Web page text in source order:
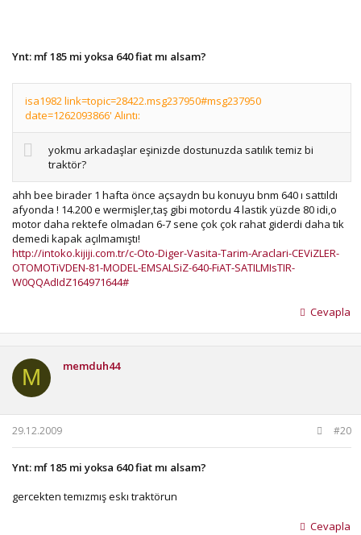
Ynt: mf 185 mi yoksa 640 fiat mı alsam?
isa1982 link=topic=28422.msg237950#msg237950
date=1262093866' Alıntı:
yokmu arkadaşlar eşinizde dostunuzda satılık temiz bi
traktör?
ahh bee birader 1 hafta önce açsaydn bu konuyu bnm 640 ı sattıldı
afyonda ! 14.200 e wermişler,taş gibi motordu 4 lastik yüzde 80 idi,o
motor daha rektefe olmadan 6-7 sene çok çok rahat giderdi daha tık
demedi kapak açılmamıştı!
http://intoko.kijiji.com.tr/c-Oto-Diger-Vasita-Tarim-Araclari-CEViZLER-
OTOMOTiVDEN-81-MODEL-EMSALSiZ-640-FiAT-SATILMIsTIR-
W0QQAdIdZ164971644#
Cevapla
M memduh44
29.12.2009 #20
Ynt: mf 185 mi yoksa 640 fiat mı alsam?
gercekten temızmış eskı traktörun
Cevapla